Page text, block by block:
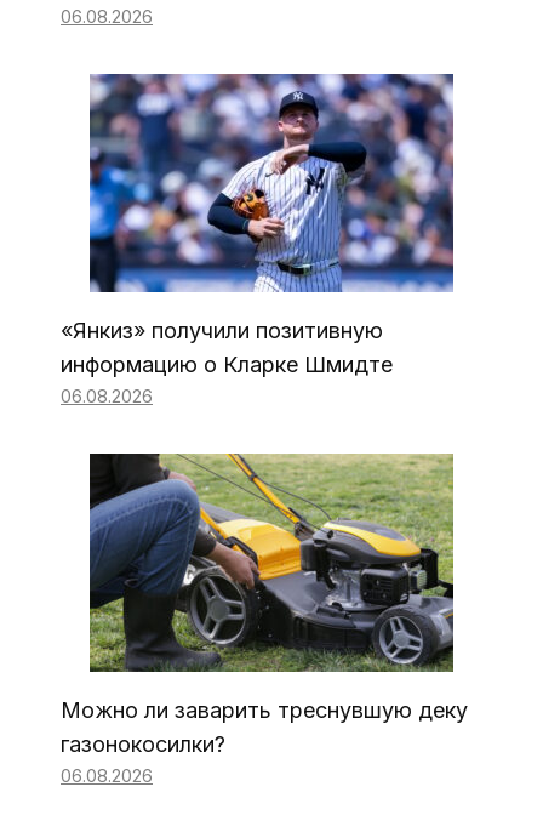
06.08.2026
«Янкиз» получили позитивную
информацию о Кларке Шмидте
06.08.2026
Можно ли заварить треснувшую деку
газонокосилки?
06.08.2026